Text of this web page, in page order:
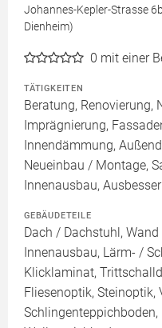
Johannes-Kepler-Strasse
Dienheim)
0 mit einer
TÄTIGKEITEN
Beratung, Renovierung,
Imprägnierung,
Innendämmung,
Neueinbau / Montage,
Innenausbau,
GEBÄUDETEILE
Dach / Dachstuhl,
Innenausbau, Lärm- /
Klicklaminat,
Fliesenoptik, Steinoptik,